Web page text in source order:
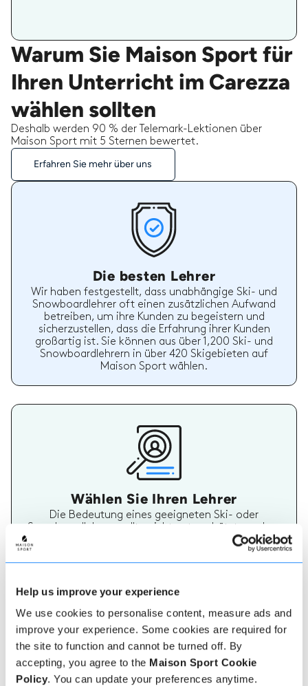
Help us improve your experience
We use cookies to personalise content, measure ads and
improve your experience. Some cookies are required for
the site to function and cannot be turned off. By
accepting, you agree to the Maison Sport Cookie
Policy. You can update your preferences anytime.
Warum Sie Maison Sport für
Ihren Unterricht im Carezza
wählen sollten
Deshalb werden 90 % der Telemark-Lektionen über
Maison Sport mit 5 Sternen bewertet.
Erfahren Sie mehr über uns
Die besten Lehrer
Wir haben festgestellt, dass unabhängige Ski- und
Snowboardlehrer oft einen zusätzlichen Aufwand
betreiben, um ihre Kunden zu begeistern und
sicherzustellen, dass die Erfahrung ihrer Kunden
großartig ist. Sie können aus über 1,200 Ski- und
Snowboardlehrern in über 420 Skigebieten auf
Maison Sport wählen.
Wählen Sie Ihren Lehrer
Die Bedeutung eines geeigneten Ski- oder
Snowboardlehrers sollte nicht unterschätzt werden.
Ein Lehrer, der Ihren Bedürfnissen entspricht, wird
Ihren Urlaub wirklich unvergesslich machen. Auf
Maison Sport ist es einfach, mehr über jeden Lehrer
dann sicher zu buchen und zu bezahlen.